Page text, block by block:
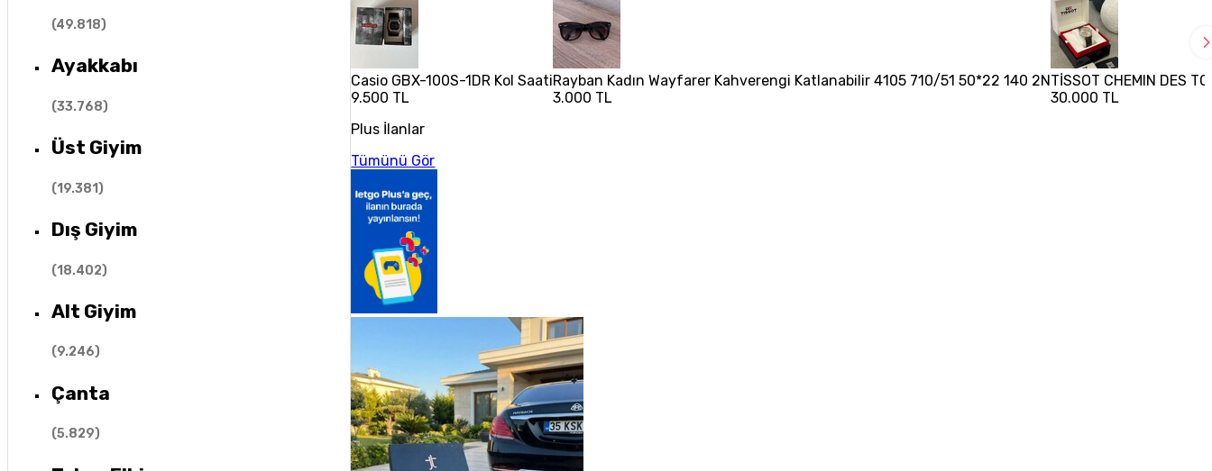
(49.818)
Ayakkabı
(33.768)
Üst Giyim
(19.381)
Dış Giyim
(18.402)
Alt Giyim
(9.246)
Çanta
(5.829)
Casio GBX-100S-1DR Kol Saati
9.500 TL
Rayban Kadın Wayfarer Kahverengi Katlanabilir 4105 710/51 50*22 140 2N
3.000 TL
TİSSOT CHEMIN DES
30.000 TL
Plus İlanlar
Tümünü Gör